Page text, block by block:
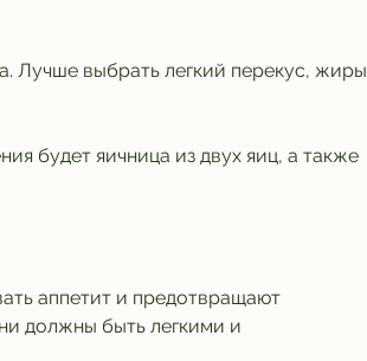
Лучше выбрать легкий перекус, жиры
будет яичница из двух яиц, а также
аппетит и предотвращают
должны быть легкими и